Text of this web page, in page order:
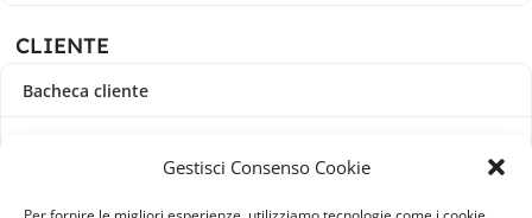
Gestisci Consenso Cookie
CLIENTE
Bacheca cliente